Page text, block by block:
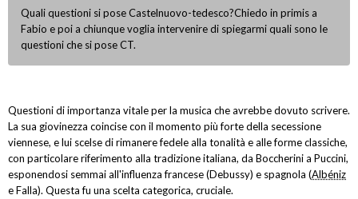
Quali questioni si pose Castelnuovo-tedesco?Chiedo in primis a
Fabio e poi a chiunque voglia intervenire di spiegarmi quali sono le
questioni che si pose CT.
Questioni di importanza vitale per la musica che avrebbe dovuto scrivere.
La sua giovinezza coincise con il momento più forte della secessione
viennese, e lui scelse di rimanere fedele alla tonalità e alle forme classiche,
con particolare riferimento alla tradizione italiana, da Boccherini a Puccini,
esponendosi semmai all'influenza francese (Debussy) e spagnola (Albéniz
e Falla). Questa fu una scelta categorica, cruciale.